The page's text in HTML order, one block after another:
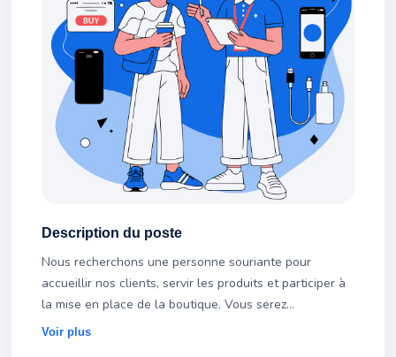
Description du poste
Nous recherchons une personne souriante pour
accueillir nos clients, servir les produits et participer à
la mise en place de la boutique. Vous serez
accompagné(e) lors de votre prise de poste.
Voir plus